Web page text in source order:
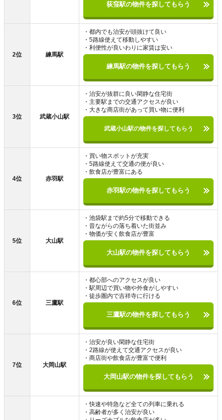
荻窪駅の物件を探してもらう
2位 練馬駅
・都内でも治安が頭抜けて良い
・5路線使えて移動しやすい
・利便性が良いわりに家賃は安い
練馬駅の物件を探してもらう
3位 武蔵小山駅
・治安が抜群に良い閑静な住宅街
・主要駅までの交通アクセスが良い
・大きな商店街があって買い物に便利
武蔵小山駅の物件を探してもらう
4位 赤羽駅
・買い物スポットが充実
・5路線使えて交通の便が良い
・飲食店が豊富にある
赤羽駅の物件を探してもらう
5位 大山駅
・池袋駅まで約5分で移動できる
・昔ながらの落ち着いた街並み
・物価が安く飲食店が豊富
大山駅の物件を探してもらう
6位 三鷹駅
・都心部へのアクセスが良い
・駅周辺で買い物や外食がしやすい
・徒歩圏内で吉祥寺に行ける
三鷹駅の物件を探してもらう
7位 大岡山駅
・治安が良い閑静な住宅街
・2路線が使えて交通アクセスが良い
・商店街や飲食店が豊富で便利
大岡山駅の物件を探してもらう
・快速や特急など全ての列車に乗れる
・高齢者が多く治安が良い